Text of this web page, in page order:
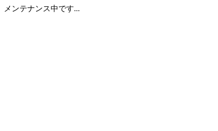
メンテナンス中です...